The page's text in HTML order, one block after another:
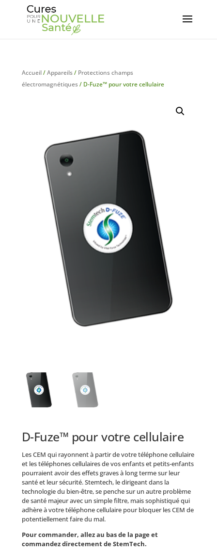
Accueil/Appareils/ Protections champs
électromagnétiques/ D-Fuze™ pour votre cellulaire
D-Fuze™ pour votre cellulaire
Les CEM qui rayonnent à partir de votre téléphone cellulaire
et les téléphones cellulaires de vos enfants et petits-enfants
pourraient avoir des effets graves à long terme sur leur
santé et leur sécurité. Stemtech, le dirigeant dans la
technologie du bien-être, se penche sur un autre problème
de santé majeur avec un simple filtre, mais sophistiqué qui
adhère à votre téléphone cellulaire pour bloquer les CEM de
potentiellement faire du mal.
Pour commander, allez au bas de la page et
commandez directement de StemTech.